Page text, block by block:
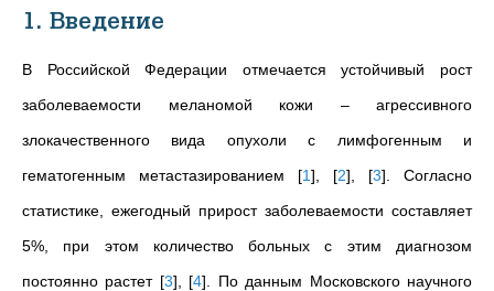
1. Введение
В Российской Федерации отмечается устойчивый рост
заболеваемости меланомой кожи – агрессивного
злокачественного вида опухоли с лимфогенным и
гематогенным метастазированием [1] [2] [3] . Согласно
статистике, ежегодный прирост заболеваемости составляет
5%, при этом количество больных с этим диагнозом
постоянно растет [3] [4] . По данным Московского научного